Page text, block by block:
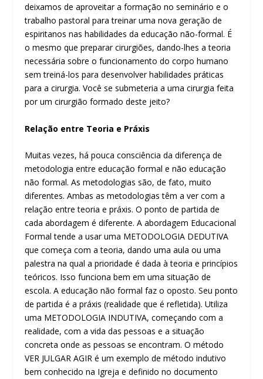
deixamos de aproveitar a formação no seminário e o
trabalho pastoral para treinar uma nova geração de
espiritanos nas habilidades da educação não-formal. É
o mesmo que preparar cirurgiões, dando-lhes a teoria
necessária sobre o funcionamento do corpo humano
sem treiná-los para desenvolver habilidades práticas
para a cirurgia. Você se submeteria a uma cirurgia feita
por um cirurgião formado deste jeito?
Relação entre Teoria e Práxis
Muitas vezes, há pouca consciência da diferença de
metodologia entre educação formal e não educação
não formal. As metodologias são, de fato, muito
diferentes. Ambas as metodologias têm a ver com a
relação entre teoria e práxis. O ponto de partida de
cada abordagem é diferente. A abordagem Educacional
Formal tende a usar uma METODOLOGIA DEDUTIVA
que começa com a teoria, dando uma aula ou uma
palestra na qual a prioridade é dada à teoria e princípios
teóricos. Isso funciona bem em uma situação de
escola. A educação não formal faz o oposto. Seu ponto
de partida é a práxis (realidade que é refletida). Utiliza
uma METODOLOGIA INDUTIVA, começando com a
realidade, com a vida das pessoas e a situação
concreta onde as pessoas se encontram. O método
VER JULGAR AGIR é um exemplo de método indutivo
bem conhecido na Igreja e definido no documento